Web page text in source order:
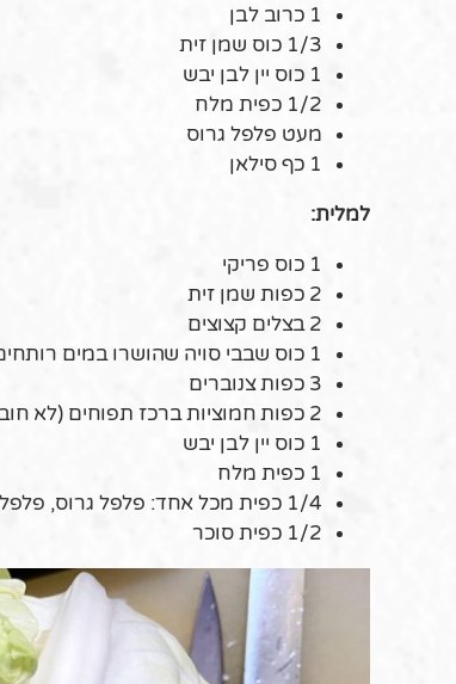
1 כרוב לבן
1/3 כוס שמן זית
1 כוס יין לבן יבש
1/2 כפית מלח
מעט פלפל גרוס
1 כף סילאן
למלית:
1 כוס פריקי
2 כפות שמן זית
2 בצלים קצוצים
1 כוס שבבי סויה שהושרו במים רותחים עם תבלינים למשך 20 דקות, סוננו ונסחטו.
3 כפות צנוברים
2 כפות חמוציות ברכז תפוחים (לא חובה)
1 כוס יין לבן יבש
1 כפית מלח
1/4 כפית מכל אחד: פלפל גרוס, פלפל אנגלי טחון, זרעי כוסברה קלויים על מחבת יבשה וטחונים
1/2 כפית סוכר